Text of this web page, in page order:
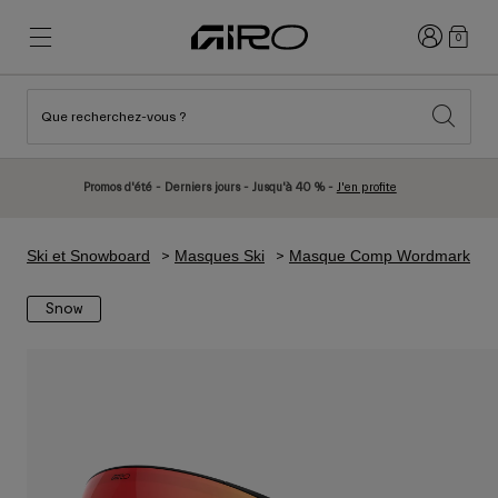
Nouveautés
Casques Vélo Route
Nouveautés
Ski
Pièces détachées
Connexion
0
Que recherchez-vous ?
Promos d'été - Derniers jours - Jusqu'à 40 % - J'en profite
Ski et Snowboard Masques Ski Masque Comp Wordmark
Snow